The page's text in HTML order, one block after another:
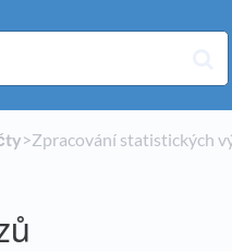
​>​ Zpracování statistických